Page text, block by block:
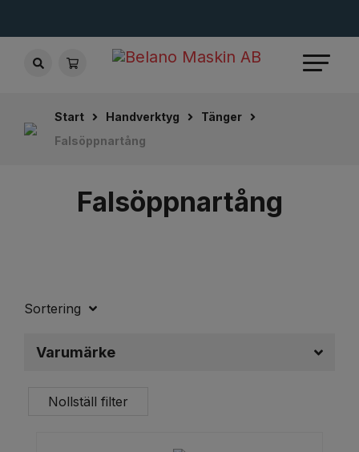
Start Handverktyg
Tänger
Falsöppnartång
Falsöppnartång
Sortering
Varumärke
Nollställ filter